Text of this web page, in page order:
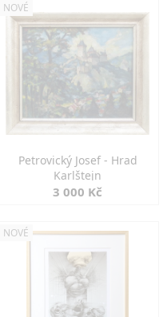
NOVÉ
Petrovický Josef - Hrad
Karlštejn
3 000 Kč
NOVÉ